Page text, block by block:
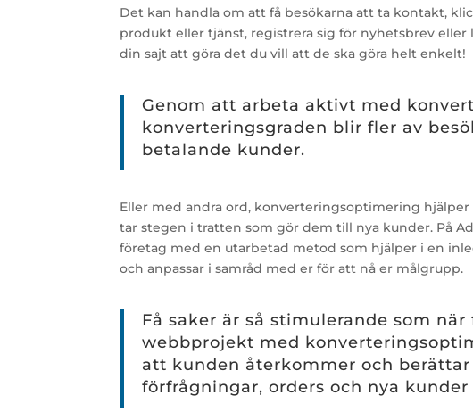
Det kan handla om att få besökarna att ta kontakt,
produkt eller tjänst, registrera sig för nyhetsbrev
din sajt att göra det du vill att de ska göra helt enkelt!
Genom att arbeta aktivt med
konverteringsgraden blir fler av
betalande kunder.
Eller med andra ord, konverteringsoptimering hjälper
tar stegen i tratten som gör dem till nya kunder. På
företag med en utarbetad metod som hjälper i en
och anpassar i samråd med er för att nå er målgrupp.
Få saker är så stimulerande som
webbprojekt med
att kunden återkommer och
förfrågningar, orders och nya